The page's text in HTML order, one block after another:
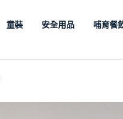
童裝 安全用品 哺育餐